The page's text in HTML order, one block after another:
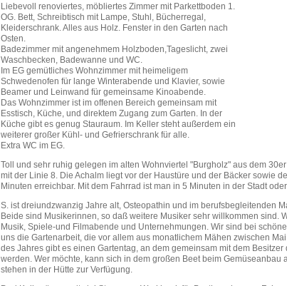
Liebevoll renoviertes, möbliertes Zimmer mit Parkettboden 1.
OG. Bett, Schreibtisch mit Lampe, Stuhl, Bücherregal,
Kleiderschrank. Alles aus Holz. Fenster in den Garten nach
Osten.
Badezimmer mit angenehmem Holzboden,Tageslicht, zwei
Waschbecken, Badewanne und WC.
Im EG gemütliches Wohnzimmer mit heimeligem
Schwedenofen für lange Winterabende und Klavier, sowie
Beamer und Leinwand für gemeinsame Kinoabende.
Das Wohnzimmer ist im offenen Bereich gemeinsam mit
Esstisch, Küche, und direktem Zugang zum Garten. In der
Küche gibt es genug Stauraum. Im Keller steht außerdem ein
weiterer großer Kühl- und Gefrierschrank für alle.
Extra WC im EG.
Toll und sehr ruhig gelegen im alten Wohnviertel "Burgholz" aus dem
mit der Linie 8. Die Achalm liegt vor der Haustüre und der Bäcker sowie
Minuten erreichbar. Mit dem Fahrrad ist man in 5 Minuten in der Stadt
S. ist dreiundzwanzig Jahre alt, Osteopathin und im berufsbegleitenden
Beide sind Musikerinnen, so daß weitere Musiker sehr willkommen sind.
Musik, Spiele-und Filmabende und Unternehmungen. Wir sind bei
uns die Gartenarbeit, die vor allem aus monatlichem Mähen zwischen
des Jahres gibt es einen Gartentag, an dem gemeinsam mit dem
werden. Wer möchte, kann sich in dem großen Beet beim Gemüseanbau
stehen in der Hütte zur Verfügung.